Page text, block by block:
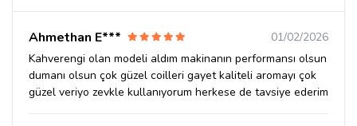
Ahmethan E***
01/02/2026
Kahverengi olan modeli aldım makinanın performansı olsun
dumanı olsun çok güzel coilleri gayet kaliteli aromayı çok
güzel veriyo zevkle kullanıyorum herkese de tavsiye ederim